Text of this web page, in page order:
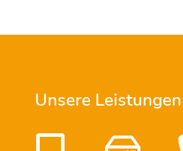
Unsere